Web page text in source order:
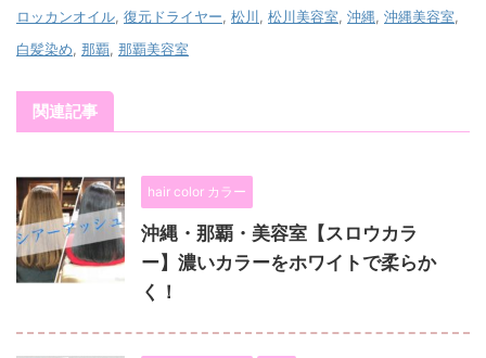
ロッカンオイル 復元ドライヤー 松川 松川美容室 沖縄 沖縄美容室
白髪染め 那覇 那覇美容室
関連記事
hair color カラー
沖縄・那覇・美容室【スロウカラ
ー】濃いカラーをホワイトで柔らか
く！